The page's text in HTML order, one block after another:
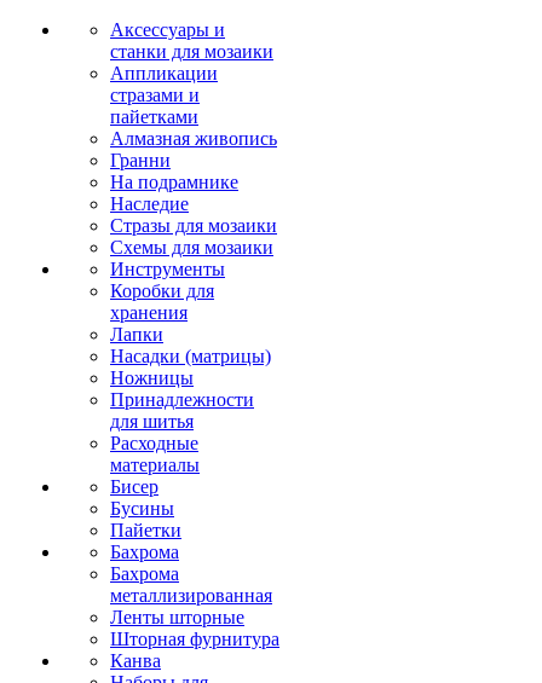
Аксессуары и
станки для мозаики
Аппликации
стразами и
пайетками
Алмазная живопись
Гранни
На подрамнике
Наследие
Стразы для мозаики
Схемы для мозаики
Инструменты
Коробки для
хранения
Лапки
Насадки (матрицы)
Ножницы
Принадлежности
для шитья
Расходные
материалы
Бисер
Бусины
Пайетки
Бахрома
Бахрома
металлизированная
Ленты шторные
Шторная фурнитура
Канва